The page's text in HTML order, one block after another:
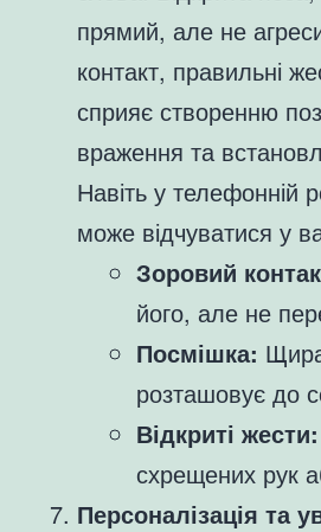
прямий, але не
контакт, правильні
сприяє створенню
враження та
Навіть у телефонній
може відчуватися у
Зоровий
його, але не
Посмішка:
розташовує до
Відкриті жести:
схрещених рук
Персоналізація та